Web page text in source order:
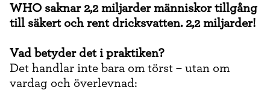
WHO saknar 2,2 miljarder människor tillgång
till säkert och rent dricksvatten. 2,2 miljarder!
Vad betyder det i praktiken?
Det handlar inte bara om törst – utan om
vardag och överlevnad: